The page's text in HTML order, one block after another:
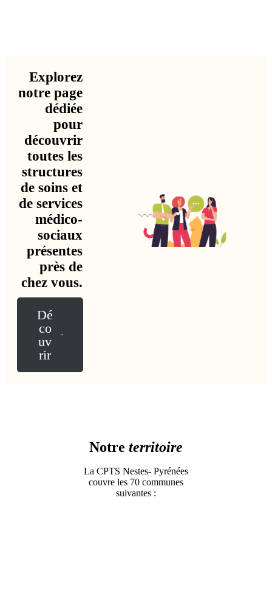
Explorez
notre page
dédiée
pour
découvrir
toutes les
structures
de soins et
de services
médico-
sociaux
présentes
près de
chez vous.
Dé
co
uv
rir
Notre territoire
La CPTS Nestes- Pyrénées
couvre les 70 communes
suivantes :